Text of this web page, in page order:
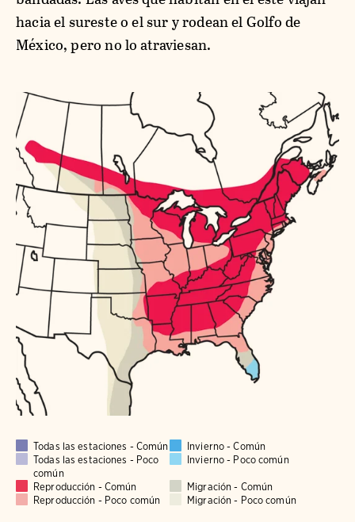
hacia el sureste o el sur y rodean el Golfo de
México, pero no lo atraviesan.
Todas las estaciones - Común
Invierno - Común
Todas las estaciones - Poco
común
Invierno - Poco común
Reproducción - Común
Migración - Común
Reproducción - Poco común
Migración - Poco común